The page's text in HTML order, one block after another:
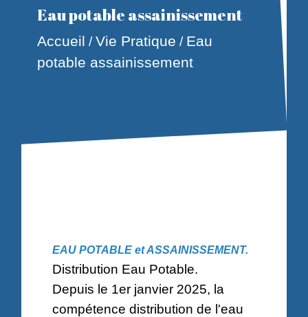
Eau potable assainissement
Accueil /Vie Pratique / Eau
potable assainissement
EAU POTABLE et ASSAINISSEMENT.
Distribution Eau Potable.
Depuis le 1er janvier 2025, la
compétence distribution de l'eau